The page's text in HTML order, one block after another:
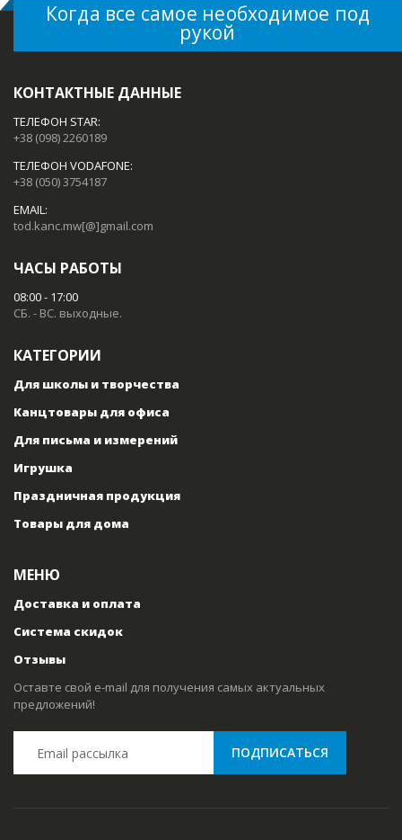
Когда все самое необходимое под
рукой
КОНТАКТНЫЕ ДАННЫЕ
ТЕЛЕФОН STAR:
+38 (098) 2260189
ТЕЛЕФОН VODAFONE:
+38 (050) 3754187
EMAIL:
tod.kanc.mw[@]gmail.com
ЧАСЫ РАБОТЫ
08:00 - 17:00
СБ. - ВС. выходные.
КАТЕГОРИИ
Для школы и творчества
Канцтовары для офиса
Для письма и измерений
Игрушка
Праздничная продукция
Товары для дома
МЕНЮ
Доставка и оплата
Система скидок
Отзывы
Оставте свой e-mail для получения самых актуальных
предложений!